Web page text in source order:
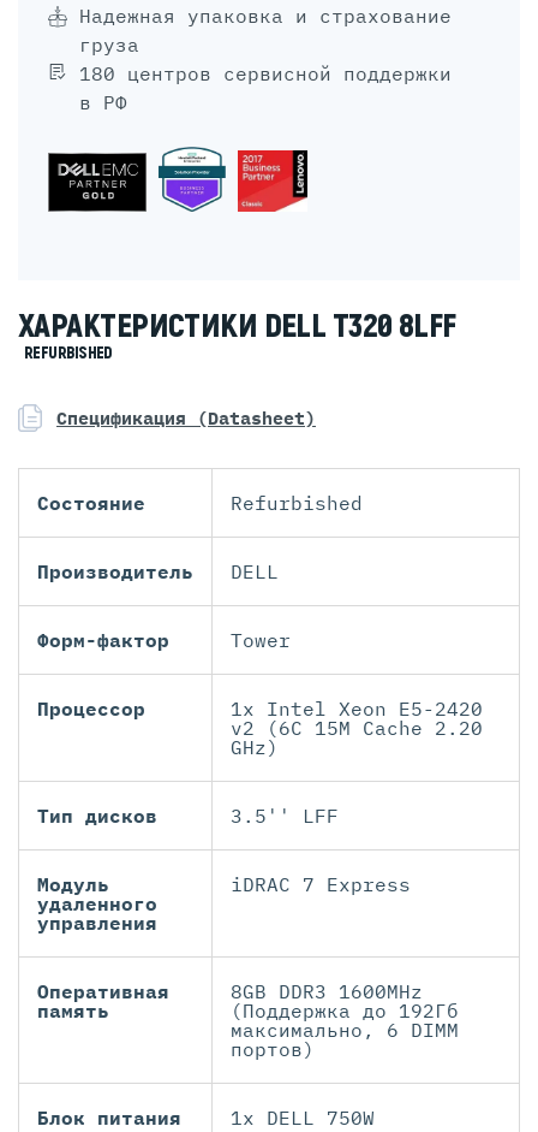
Надежная упаковка и страхование
груза
180 центров сервисной поддержки
в РФ
ХАРАКТЕРИСТИКИ DELL T320 8LFF
REFURBISHED
Спецификация (Datasheet)
Состояние Refurbished
Производитель DELL
Форм-фактор Tower
Процессор
1x Intel Xeon E5-2420
v2 (6C 15M Cache 2.20
GHz)
Тип дисков 3.5'' LFF
Модуль
удаленного
управления
iDRAC 7 Express
Оперативная
память
8GB DDR3 1600MHz
(Поддержка до 192Гб
максимально, 6 DIMM
портов)
Блок питания 1x DELL 750W